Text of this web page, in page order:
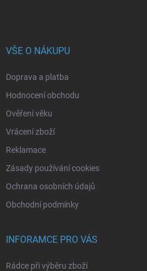
VŠE O NÁKUPU
Doprava a platba
Hodnocení obchodu
Ověření věku
Vrácení zboží
Reklamace
Zásady používání cookies
Ochrana osobních údajů
Obchodní podmínky
INFORAMCE PRO VÁS
Rádce při výběru zboží